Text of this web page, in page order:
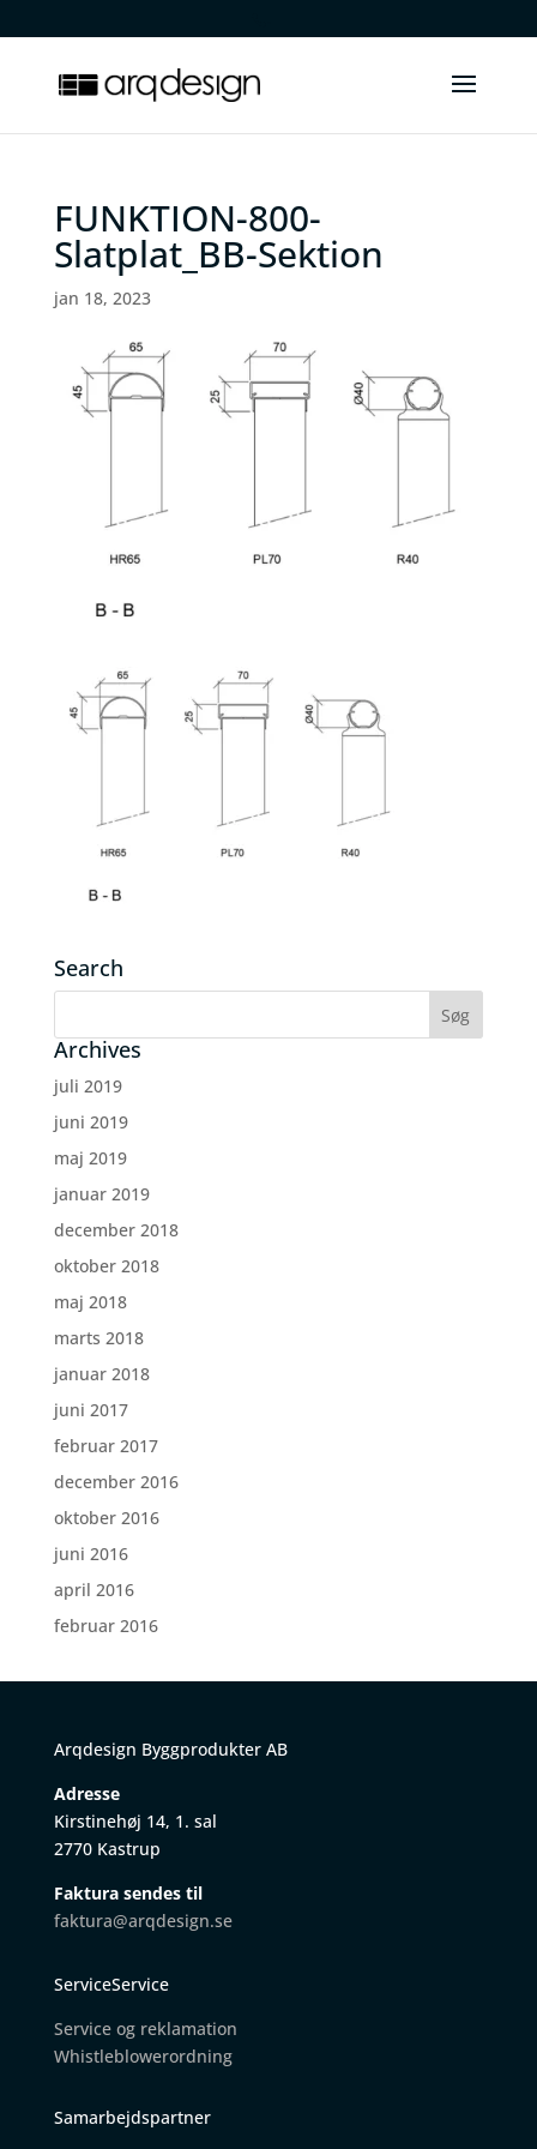
FUNKTION-800-
Slatplat_BB-Sektion
jan 18, 2023
Search
Archives
juli 2019
juni 2019
maj 2019
januar 2019
december 2018
oktober 2018
maj 2018
marts 2018
januar 2018
juni 2017
februar 2017
december 2016
oktober 2016
juni 2016
april 2016
februar 2016
Arqdesign Byggprodukter AB
Adresse
Kirstinehøj 14, 1. sal
2770 Kastrup
Faktura sendes til
faktura@arqdesign.se
ServiceService
Service og reklamation
Whistleblowerordning
Samarbejdspartner